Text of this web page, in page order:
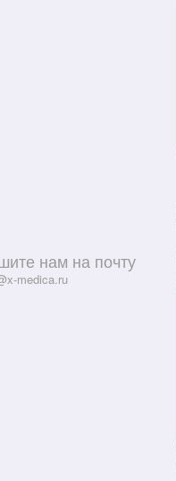
нам на почту
medica.ru